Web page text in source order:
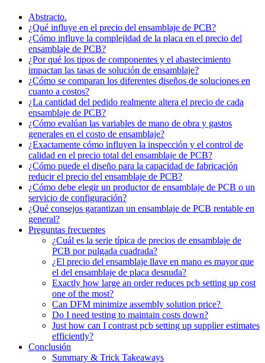
Abstracto.
¿Qué influye en el precio del ensamblaje de PCB?
¿Cómo influye la complejidad de la placa en el precio del
ensamblaje de PCB?
¿Por qué los tipos de componentes y el abastecimiento
impactan las tasas de solución de ensamblaje?
¿Cómo se comparan los diferentes diseños de soluciones en
cuanto a costos?
¿La cantidad del pedido realmente altera el precio de cada
ensamblaje de PCB?
¿Cómo evalúan las variables de mano de obra y gastos
generales en el costo de ensamblaje?
¿Exactamente cómo influyen la inspección y el control de
calidad en el precio total del ensamblaje de PCB?
¿Cómo puede el diseño para la capacidad de fabricación
reducir el precio del ensamblaje de PCB?
¿Cómo debe elegir un productor de ensamblaje de PCB o un
servicio de configuración?
¿Qué consejos garantizan un ensamblaje de PCB rentable en
general?
Preguntas frecuentes
¿Cuál es la serie típica de precios de ensamblaje de
PCB por pulgada cuadrada?
¿El precio del ensamblaje llave en mano es mayor que
el del ensamblaje de placa desnuda?
Exactly how large an order reduces pcb setting up cost
one of the most?
Can DFM minimize assembly solution price?
Do I need testing to maintain costs down?
Just how can I contrast pcb setting up supplier estimates
efficiently?
Conclusión
Summary & Trick Takeaways